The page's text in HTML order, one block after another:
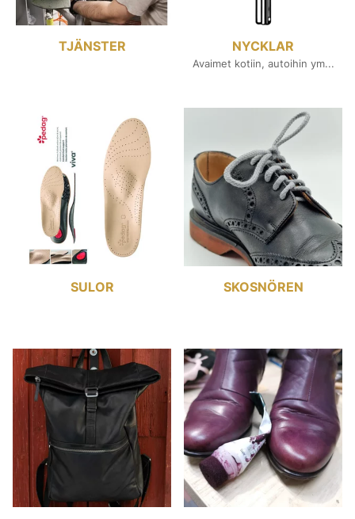
TJÄNSTER NYCKLAR
Avaimet kotiin, autoihin ym...
SULOR SKOSNÖREN